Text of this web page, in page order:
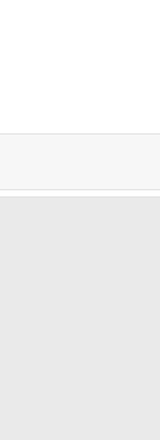
for: